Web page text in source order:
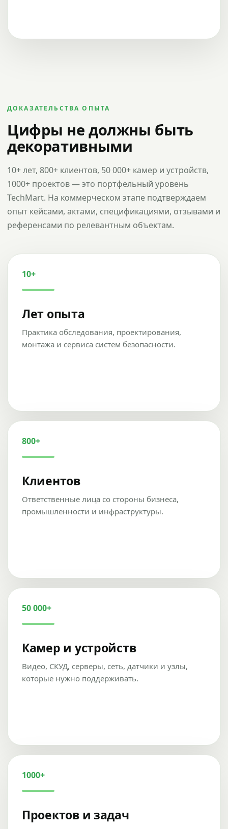
ДОКАЗАТЕЛЬСТВА ОПЫТА
Цифры не должны быть
декоративными
10+ лет, 800+ клиентов, 50 000+ камер и устройств,
1000+ проектов — это портфельный уровень
TechMart. На коммерческом этапе подтверждаем
опыт кейсами, актами, спецификациями, отзывами и
референсами по релевантным объектам.
10+
Лет опыта
Практика обследования, проектирования,
монтажа и сервиса систем безопасности.
800+
Клиентов
Ответственные лица со стороны бизнеса,
промышленности и инфраструктуры.
50 000+
Камер и устройств
Видео, СКУД, серверы, сеть, датчики и узлы,
которые нужно поддерживать.
1000+
Проектов и задач